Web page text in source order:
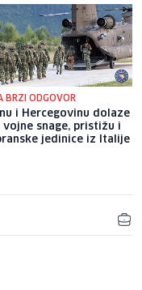
BRZI ODGOVOR
i Hercegovinu dolaze
vojne snage, pristižu i
jedinice iz Italije